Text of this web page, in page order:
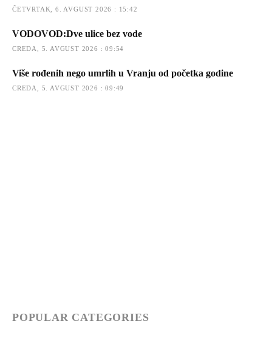
ČETVRTAK, 6. AVGUST 2026 : 15:42
VODOVOD:Dve ulice bez vode
CREDA, 5. AVGUST 2026 : 09:54
Više rođenih nego umrlih u Vranju od početka godine
CREDA, 5. AVGUST 2026 : 09:49
POPULAR CATEGORIES